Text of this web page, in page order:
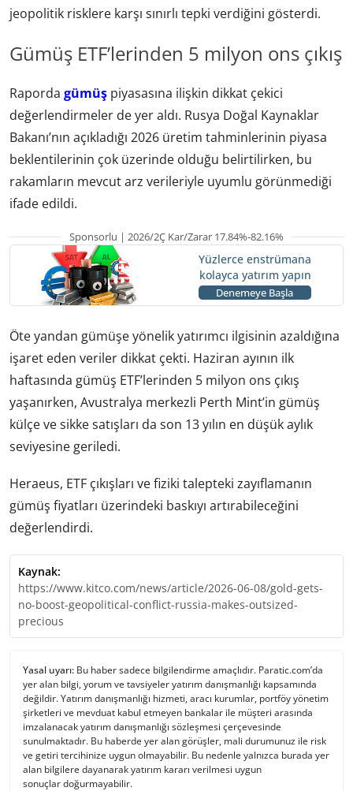
jeopolitik risklere karşı sınırlı tepki verdiğini gösterdi.
Gümüş ETF’lerinden 5 milyon ons çıkış
Raporda gümüş piyasasına ilişkin dikkat çekici
değerlendirmeler de yer aldı. Rusya Doğal Kaynaklar
Bakanı’nın açıkladığı 2026 üretim tahminlerinin piyasa
beklentilerinin çok üzerinde olduğu belirtilirken, bu
rakamların mevcut arz verileriyle uyumlu görünmediği
ifade edildi.
Sponsorlu | 2026/2Ç Kar/Zarar 17.84%-82.16%
Yüzlerce enstrümana
kolayca yatırım yapın
Denemeye Başla
Öte yandan gümüşe yönelik yatırımcı ilgisinin azaldığına
işaret eden veriler dikkat çekti. Haziran ayının ilk
haftasında gümüş ETF’lerinden 5 milyon ons çıkış
yaşanırken, Avustralya merkezli Perth Mint’in gümüş
külçe ve sikke satışları da son 13 yılın en düşük aylık
seviyesine geriledi.
Heraeus, ETF çıkışları ve fiziki talepteki zayıflamanın
gümüş fiyatları üzerindeki baskıyı artırabileceğini
değerlendirdi.
Kaynak:
https://www.kitco.com/news/article/2026-06-08/gold-gets-
no-boost-geopolitical-conflict-russia-makes-outsized-
precious
Yasal uyarı: Bu haber sadece bilgilendirme amaçlıdır. Paratic.com’da
yer alan bilgi, yorum ve tavsiyeler yatırım danışmanlığı kapsamında
değildir. Yatırım danışmanlığı hizmeti, aracı kurumlar, portföy yönetim
şirketleri ve mevduat kabul etmeyen bankalar ile müşteri arasında
imzalanacak yatırım danışmanlığı sözleşmesi çerçevesinde
sunulmaktadır. Bu haberde yer alan görüşler, mali durumunuz ile risk
ve getiri tercihinize uygun olmayabilir. Bu nedenle yalnızca burada yer
alan bilgilere dayanarak yatırım kararı verilmesi uygun
sonuçlar doğurmayabilir.